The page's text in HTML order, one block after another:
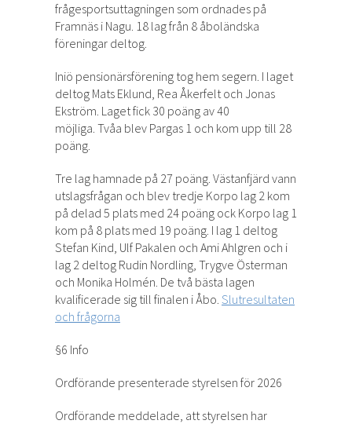
frågesportsuttagningen som ordnades på
Framnäs i Nagu. 18 lag från 8 åboländska
föreningar deltog.
Iniö pensionärsförening tog hem segern. I laget
deltog Mats Eklund, Rea Åkerfelt och Jonas
Ekström. Laget fick 30 poäng av 40
möjliga. Tvåa blev Pargas 1 och kom upp till 28
poäng.
Tre lag hamnade på 27 poäng. Västanfjärd vann
utslagsfrågan och blev tredje Korpo lag 2 kom
på delad 5 plats med 24 poäng ock Korpo lag 1
kom på 8 plats med 19 poäng. I lag 1 deltog
Stefan Kind, Ulf Pakalen och Ami Ahlgren och i
lag 2 deltog Rudin Nordling, Trygve Österman
och Monika Holmén. De två bästa lagen
kvalificerade sig till finalen i Åbo. Slutresultaten
och frågorna
§6 Info
Ordförande presenterade styrelsen för 2026
Ordförande meddelade, att styrelsen har